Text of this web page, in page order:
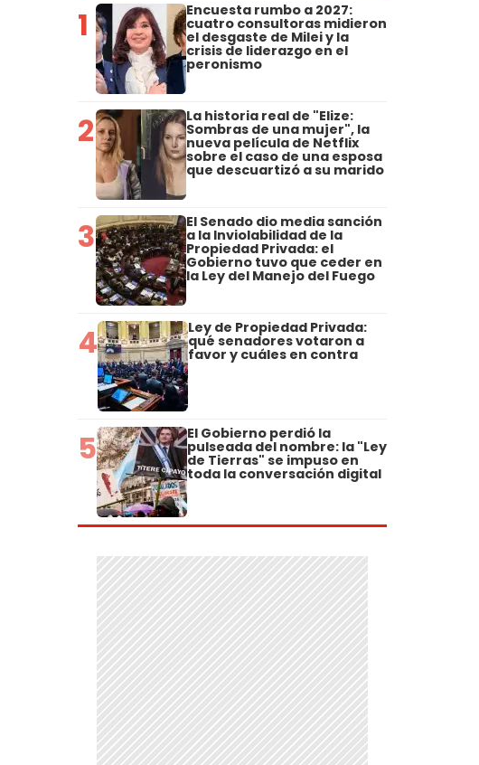
1 Encuesta rumbo a 2027:
cuatro consultoras midieron
el desgaste de Milei y la
crisis de liderazgo en el
peronismo
2 La historia real de "Elize:
Sombras de una mujer", la
nueva película de Netflix
sobre el caso de una esposa
que descuartizó a su marido
3 El Senado dio media sanción
a la Inviolabilidad de la
Propiedad Privada: el
Gobierno tuvo que ceder en
la Ley del Manejo del Fuego
4 Ley de Propiedad Privada:
qué senadores votaron a
favor y cuáles en contra
5 El Gobierno perdió la
pulseada del nombre: la "Ley
de Tierras" se impuso en
toda la conversación digital